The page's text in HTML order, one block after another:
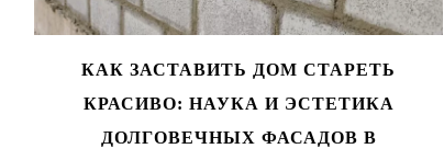
КАК ЗАСТАВИТЬ ДОМ СТАРЕТЬ
КРАСИВО: НАУКА И ЭСТЕТИКА
ДОЛГОВЕЧНЫХ ФАСАДОВ В